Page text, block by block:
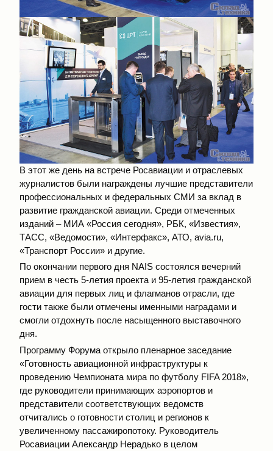
В этот же день на встрече Росавиации и отраслевых
журналистов были награждены лучшие представители
профессиональных и федеральных СМИ за вклад в
развитие гражданской авиации. Среди отмеченных
изданий – МИА «Россия сегодня», РБК, «Известия»,
ТАСС, «Ведомости», «Интерфакс», АТО, avia.ru,
«Транспорт России» и другие.
По окончании первого дня NAIS состоялся вечерний
прием в честь 5-летия проекта и 95-летия гражданской
авиации для первых лиц и флагманов отрасли, где
гости также были отмечены именными наградами и
смогли отдохнуть после насыщенного выставочного
дня.
Программу Форума открыло пленарное заседание
«Готовность авиационной инфраструктуры к
проведению Чемпионата мира по футболу FIFA 2018»,
где руководители принимающих аэропортов и
представители соответствующих ведомств
отчитались о готовности столиц и регионов к
увеличенному пассажиропотоку. Руководитель
Росавиации Александр Нерадько в целом